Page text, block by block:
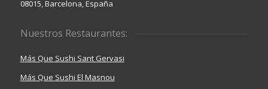
08015, Barcelona, España
Nuestros Restaurantes:
Más Que Sushi Sant Gervasi
Más Que Sushi El Masnou